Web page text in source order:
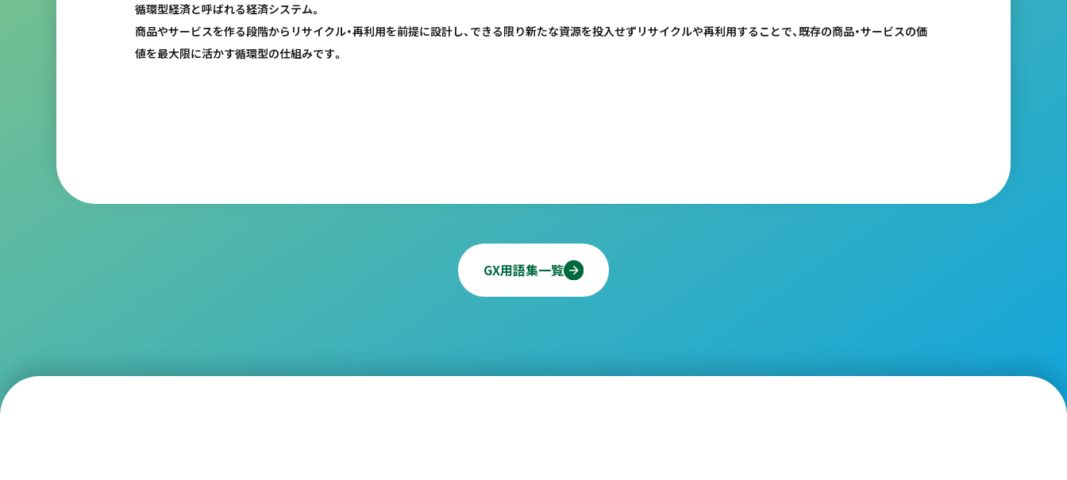
循環型経済と呼ばれる経済システム。
商品やサービスを作る段階からリサイクル・再利用を前提に設計し、できる限り新たな資源を投入せずリサイクルや再利用することで、既存の商品・サービスの価
値を最大限に活かす循環型の仕組みです。
GX用語集一覧